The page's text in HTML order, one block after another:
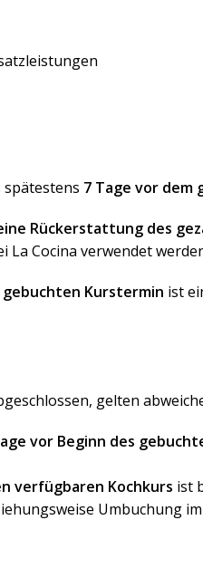
7 Tage vor
Rückerstattung des
Cocina verwendet
Kurstermin ist
gelten
vor Beginn des
verfügbaren Kochkurs ist
Umbuchung